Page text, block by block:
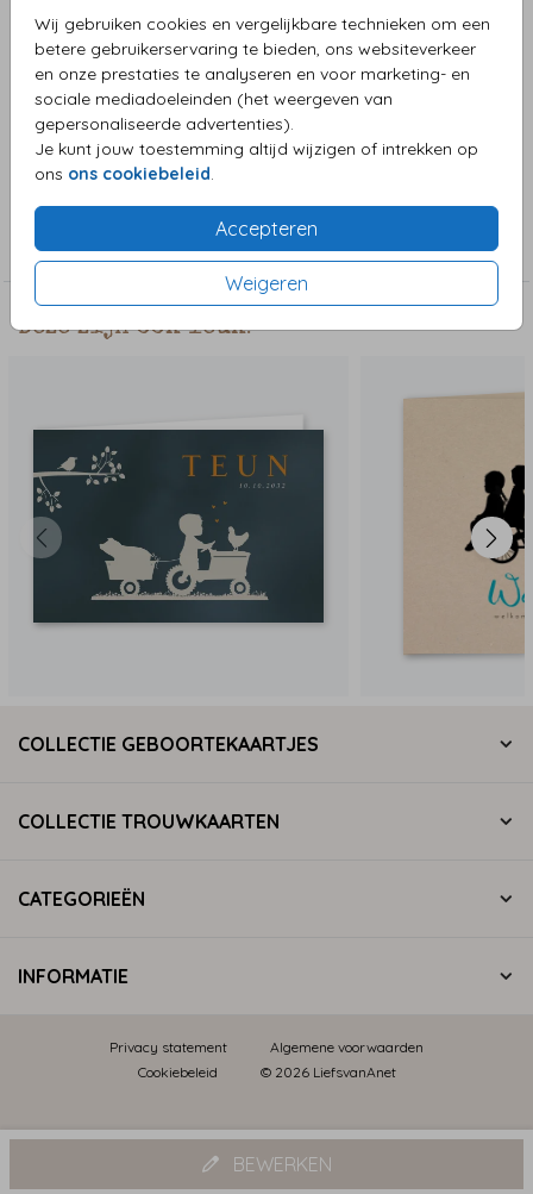
Wij gebruiken cookies en vergelijkbare technieken om een
betere gebruikerservaring te bieden, ons websiteverkeer
en onze prestaties te analyseren en voor marketing- en
sociale mediadoeleinden (het weergeven van
gepersonaliseerde advertenties).
Je kunt jouw toestemming altijd wijzigen of intrekken op
ons ons cookiebeleid
Accepteren
Weigeren
Omschrijving
Een liefdevolle illustratie van een baby jongen in ledikant
roze met broer en zus Knuffels, schoentjes en vlaggetjes
zijn leuke extra illustraties.
Collectie
Jongenskaart
Deze zijn ook leuk!
BEWERKEN
COLLECTIE GEBOORTEKAARTJES
COLLECTIE TROUWKAARTEN
CATEGORIEËN
INFORMATIE
Privacy statement
Algemene voorwaarden
Cookiebeleid
© 2026 LiefsvanAnet